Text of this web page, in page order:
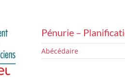
Pénurie –
Abécédaire